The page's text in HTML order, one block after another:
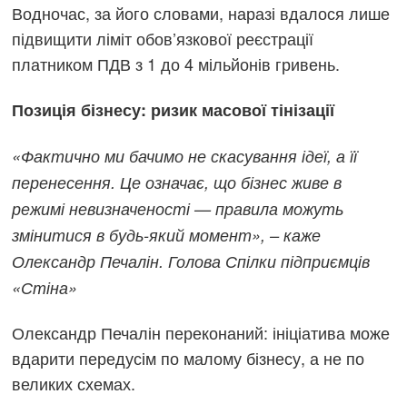
Водночас, за його словами, наразі вдалося лише
підвищити ліміт обов’язкової реєстрації
платником ПДВ з 1 до 4 мільйонів гривень.
Позиція бізнесу: ризик масової тінізації
«Фактично ми бачимо не скасування ідеї, а її
перенесення. Це означає, що бізнес живе в
режимі невизначеності — правила можуть
змінитися в будь-який момент», – каже
Олександр Печалін. Голова Спілки підприємців
«Стіна»
Олександр Печалін переконаний: ініціатива може
вдарити передусім по малому бізнесу, а не по
великих схемах.